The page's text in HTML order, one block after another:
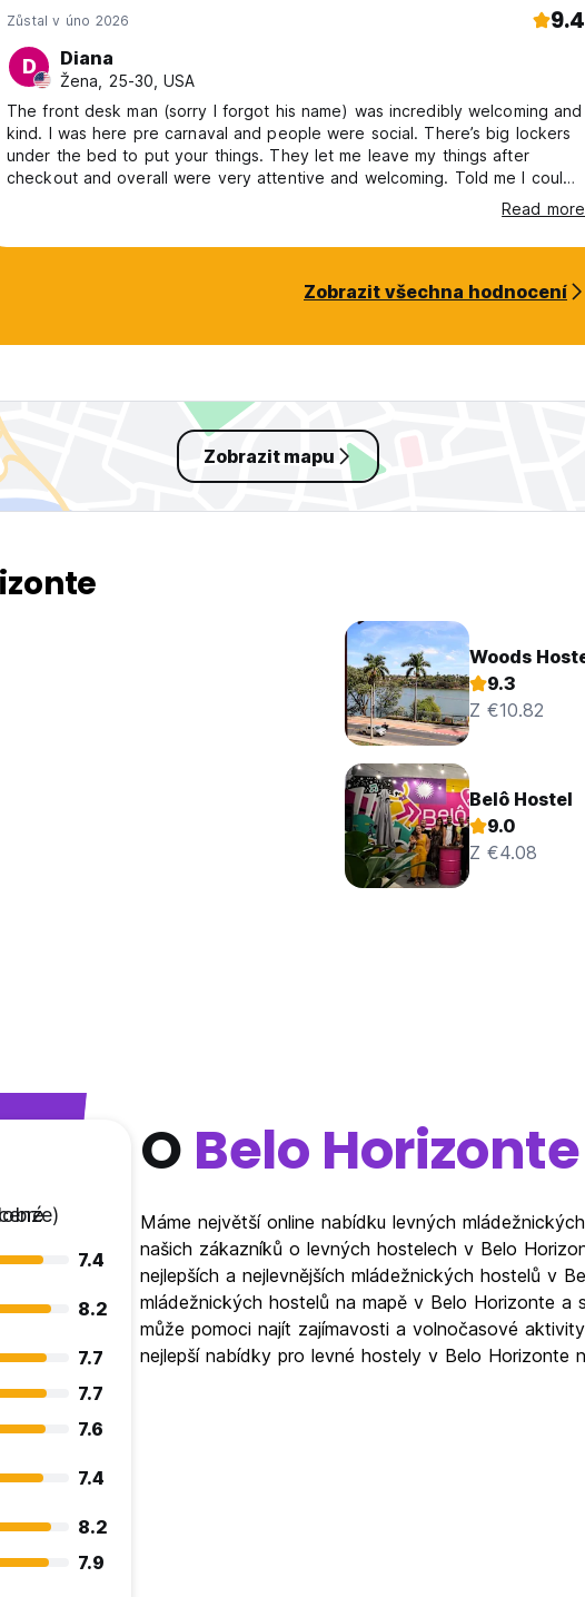
Zůstal v úno 2026 9.4
D Diana
Žena, 25-30, USA
The front desk man (sorry I forgot his name) was incredibly welcoming and
kind. I was here pre carnaval and people were social. There’s big lockers
under the bed to put your things. They let me leave my things after
checkout and overall were very attentive and welcoming. Told me I could
stop by at any point afterwards to hang out. The only issue I had is that
there was water in the bathroom floor and they told me they were aware
of the issue but didn’t do anything about it which was annoying.
Read more
Zobrazit všechna hodnocení
Zobrazit mapu
Woods
9.3
Z €10.82
Belô Hostel
9.0
Z €4.08
7.4
8.2
7.7
7.7
7.6
7.4
8.2
7.9
O Belo Horizonte
Máme největší online nabídku levných
našich zákazníků o levných hostelech v Belo
nejlepších a nejlevnějších mládežnických hostelů v
mládežnických hostelů na mapě v Belo Horizonte a
může pomoci najít zajímavosti a volnočasové
nejlepší nabídky pro levné hostely v Belo Horizonte